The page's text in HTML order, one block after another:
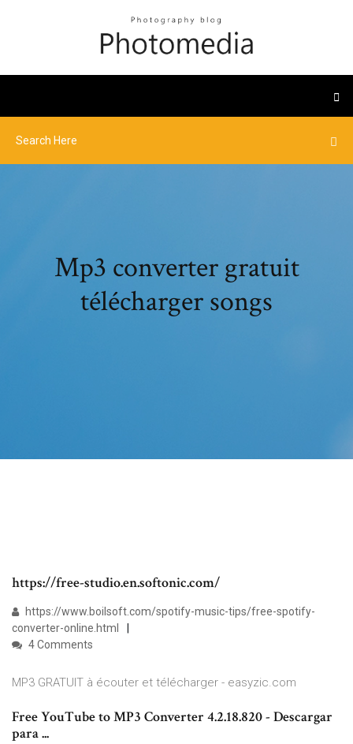
Mp3 converter gratuit
télécharger songs
https://free-studio.en.softonic.com/
https://www.boilsoft.com/spotify-music-tips/free-spotify-
converter-online.html
4 Comments
MP3 GRATUIT à écouter et télécharger - easyzic.com
Free YouTube to MP3 Converter 4.2.18.820 - Descargar
para ...